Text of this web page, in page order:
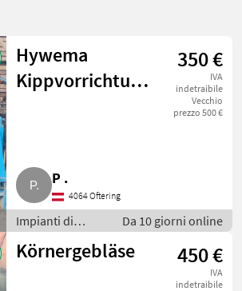
Hywema
Kippvorrichtung
350 €
IVA
indetraibile
Vecchio
prezzo 500 €
P .
4064 Oftering
Impianti di
movimentazione
e trasporto /
Da 10 giorni online
Körnergebläse 450 €
IVA
indetraibile